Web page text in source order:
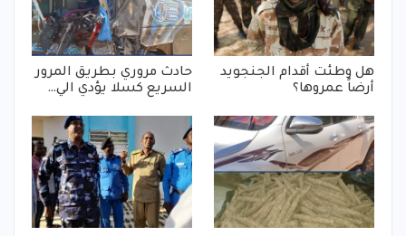
هل وطئت أقدام الجنجويد
أرضاً عمروها؟
حادث مروري بطريق المرور
السريع كسلا يؤدي الي…